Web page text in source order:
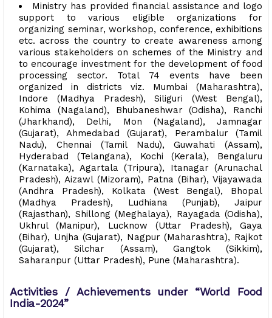
Ministry has provided financial assistance and logo
support to various eligible organizations for
organizing seminar, workshop, conference, exhibitions
etc. across the country to create awareness among
various stakeholders on schemes of the Ministry and
to encourage investment for the development of food
processing sector. Total 74 events have been
organized in districts viz. Mumbai (Maharashtra),
Indore (Madhya Pradesh), Siliguri (West Bengal),
Kohima (Nagaland), Bhubaneshwar (Odisha), Ranchi
(Jharkhand), Delhi, Mon (Nagaland), Jamnagar
(Gujarat), Ahmedabad (Gujarat), Perambalur (Tamil
Nadu), Chennai (Tamil Nadu), Guwahati (Assam),
Hyderabad (Telangana), Kochi (Kerala), Bengaluru
(Karnataka), Agartala (Tripura), Itanagar (Arunachal
Pradesh), Aizawl (Mizoram), Patna (Bihar), Vijayawada
(Andhra Pradesh), Kolkata (West Bengal), Bhopal
(Madhya Pradesh), Ludhiana (Punjab), Jaipur
(Rajasthan), Shillong (Meghalaya), Rayagada (Odisha),
Ukhrul (Manipur), Lucknow (Uttar Pradesh), Gaya
(Bihar), Unjha (Gujarat), Nagpur (Maharashtra), Rajkot
(Gujarat), Silchar (Assam), Gangtok (Sikkim),
Saharanpur (Uttar Pradesh), Pune (Maharashtra).
Activities / Achievements under “World Food
India-2024”